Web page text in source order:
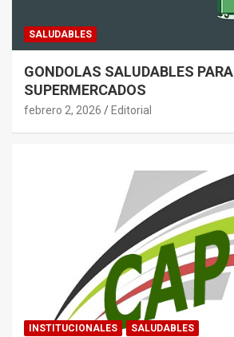
SALUDABLES
GONDOLAS SALUDABLES PARA
SUPERMERCADOS
febrero 2, 2026 Editorial
INSTITUCIONALES SALUDABLES